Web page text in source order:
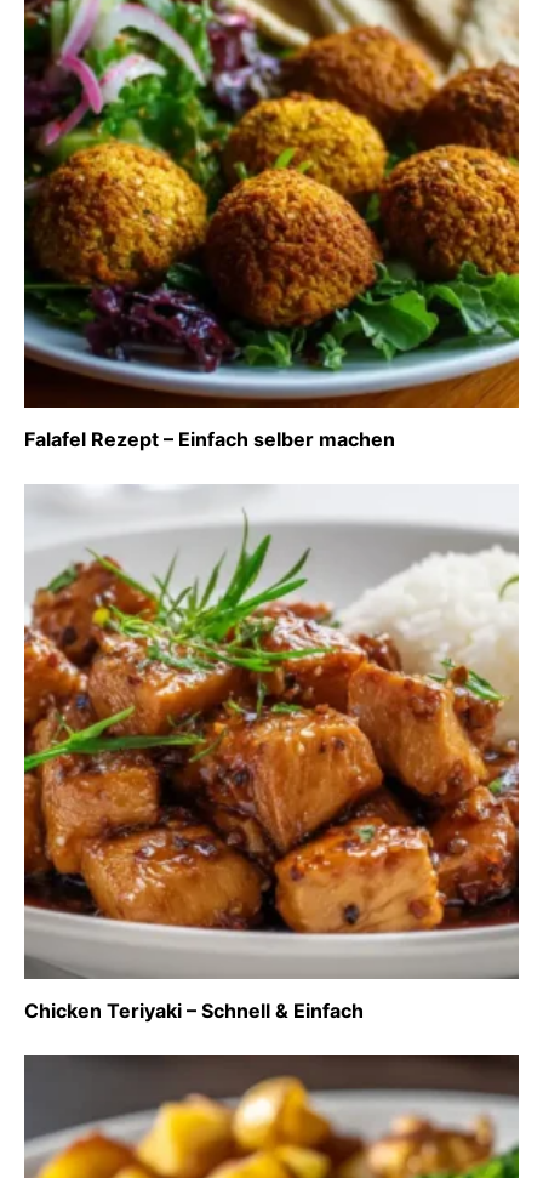
Falafel Rezept – Einfach selber machen
Chicken Teriyaki – Schnell & Einfach